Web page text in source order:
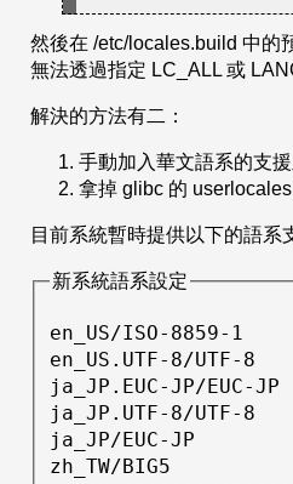
然後在 /etc/locales.build 中的
無法透過指定 LC_ALL 或
解決的方法有二：
手動加入華文語系的支
拿掉 glibc 的
目前系統暫時提供以下的語系
新系統語系設定
en_US/ISO-8859-1
en_US.UTF-8/UTF-8
ja_JP.EUC-JP/EUC-JP
ja_JP.UTF-8/UTF-8
ja_JP/EUC-JP
zh_TW/BIG5